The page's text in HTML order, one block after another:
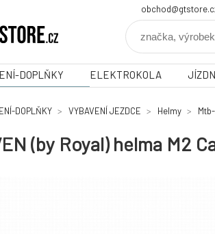
DOPLŇKY ELEKTROKOLA
DOPLŇKY VYBAVENÍ JEZDCE Helmy
(by Royal) helma M2